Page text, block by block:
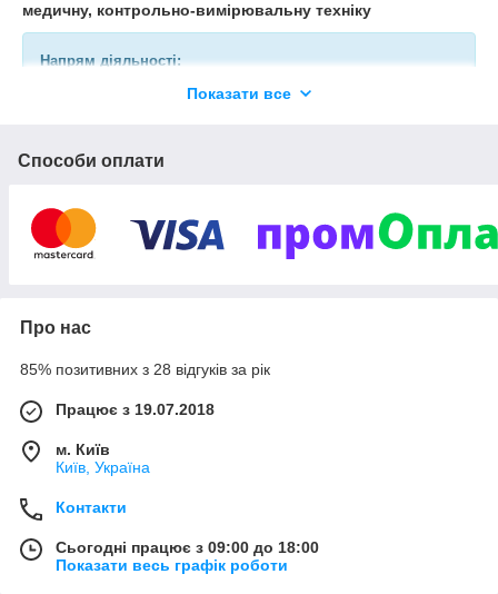
медичну, контрольно-вимірювальну техніку
Напрям діяльності:
продаж лінійно-вимірювального
продаж лабораторного обладнання та лабораторного
посуду
"Лазерс Медіка":
Показати все
Способи оплати
Про нас
85% позитивних з 28 відгуків за рік
Працює з 19.07.2018
м. Київ
Київ, Україна
Контакти
Сьогодні працює з 09:00 до 18:00
Показати весь графік роботи